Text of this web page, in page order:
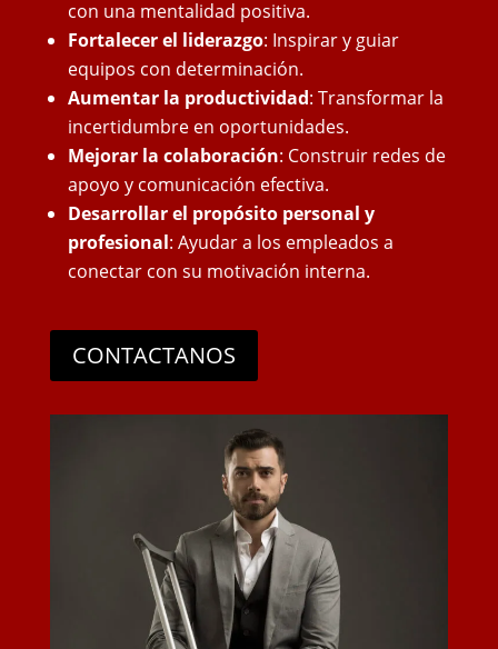
con una mentalidad positiva.
Fortalecer el liderazgo: Inspirar y guiar
equipos con determinación.
Aumentar la productividad: Transformar la
incertidumbre en oportunidades.
Mejorar la colaboración: Construir redes de
apoyo y comunicación efectiva.
Desarrollar el propósito personal y
profesional: Ayudar a los empleados a
conectar con su motivación interna.
CONTACTANOS